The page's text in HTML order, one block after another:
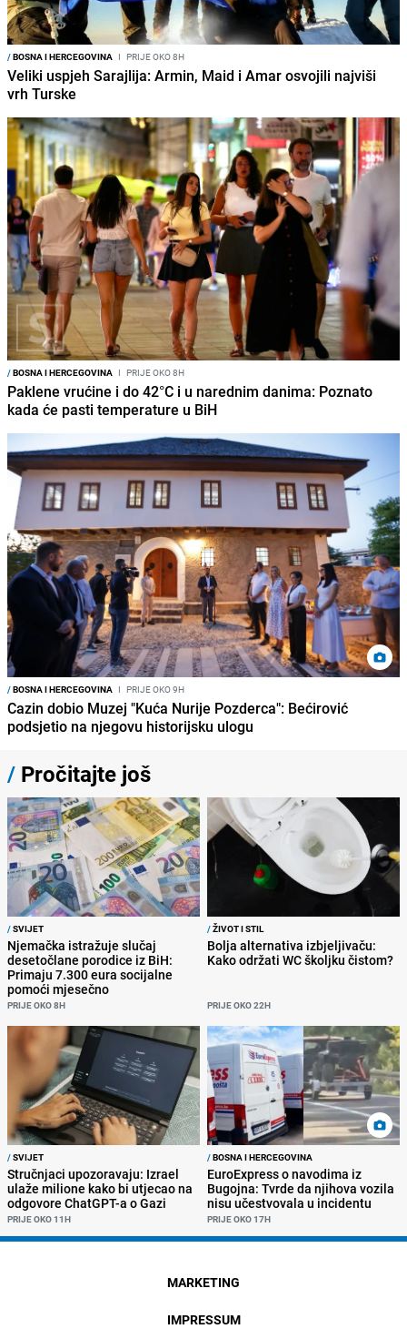
/BOSNA I HERCEGOVINA I PRIJE OKO 8H
Veliki uspjeh Sarajlija: Armin, Maid i Amar osvojili najviši
vrh Turske
/BOSNA I HERCEGOVINA I PRIJE OKO 8H
Paklene vrućine i do 42°C i u narednim danima: Poznato
kada će pasti temperature u BiH
/BOSNA I HERCEGOVINA I PRIJE OKO 9H
Cazin dobio Muzej "Kuća Nurije Pozderca": Bećirović
podsjetio na njegovu historijsku ulogu
/ Pročitajte još
/SVIJET
Njemačka istražuje slučaj
desetočlane porodice iz BiH:
Primaju 7.300 eura socijalne
pomoći mjesečno
PRIJE OKO 8H
/ŽIVOT I STIL
Bolja alternativa izbjeljivaču:
Kako održati WC školjku čistom?
PRIJE OKO 22H
/SVIJET
Stručnjaci upozoravaju: Izrael
ulaže milione kako bi utjecao na
odgovore ChatGPT-a o Gazi
PRIJE OKO 11H
/BOSNA I HERCEGOVINA
EuroExpress o navodima iz
Bugojna: Tvrde da njihova vozila
nisu učestvovala u incidentu
PRIJE OKO 17H
MARKETING
IMPRESSUM